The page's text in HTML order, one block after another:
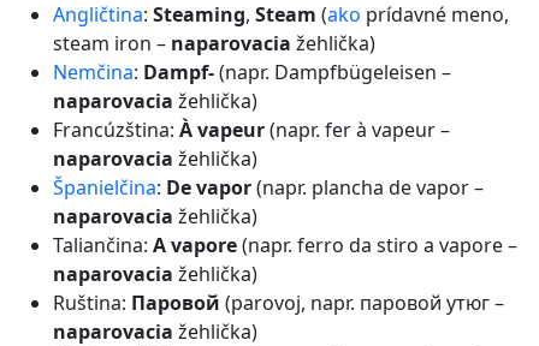
Angličtina: Steaming, Steam (ako prídavné meno,
steam iron – naparovacia žehlička)
Nemčina: Dampf-(napr. Dampfbügeleisen –
naparovacia žehlička)
Francúzština: À vapeur(napr. fer à vapeur –
naparovacia žehlička)
Španielčina: De vapor(napr. plancha de vapor –
naparovacia žehlička)
Taliančina: A vapore(napr. ferro da stiro a vapore –
naparovacia žehlička)
Ruština: Паровой (parovoj, napr. паровой утюг –
naparovacia žehlička)